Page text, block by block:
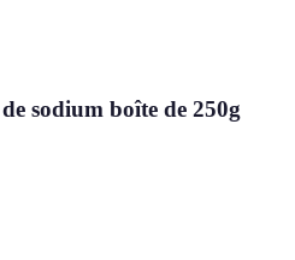
sodium boîte de 250g